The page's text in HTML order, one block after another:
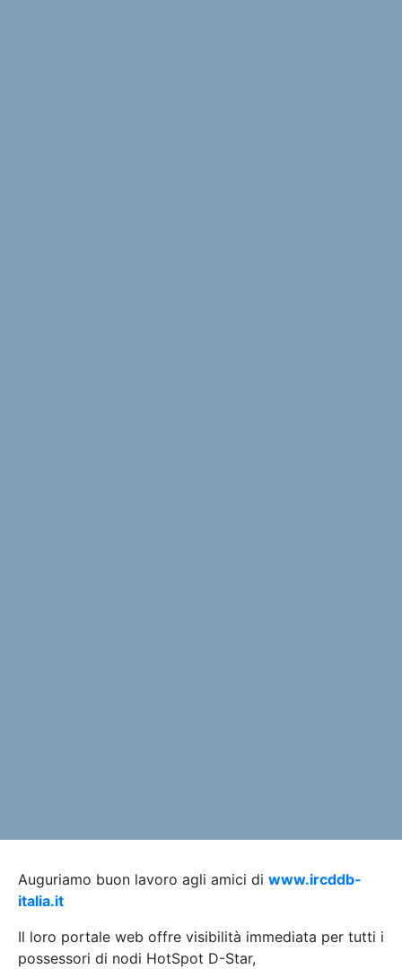
Auguriamo buon lavoro agli amici di www.ircddb-
italia.it
Il loro portale web offre visibilità immediata per tutti i
possessori di nodi HotSpot D-Star,